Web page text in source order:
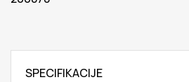
SPECIFIKACIJE